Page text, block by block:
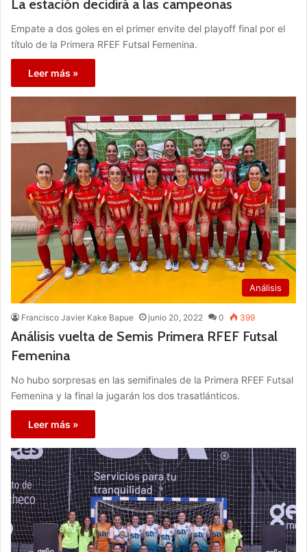
La estación decidirá a las campeonas
Empate a dos goles en el primer envite del playoff final por el
título de la Primera RFEF Futsal Femenina.
Leer más »
Análisis
Francisco Javier Kake Bapue junio 20, 2022 0 399
Análisis vuelta de Semis Primera RFEF Futsal
Femenina
No hubo sorpresas en las semifinales de la Primera RFEF Futsal
Femenina y la final la jugarán los dos trasatlánticos.
Leer más »